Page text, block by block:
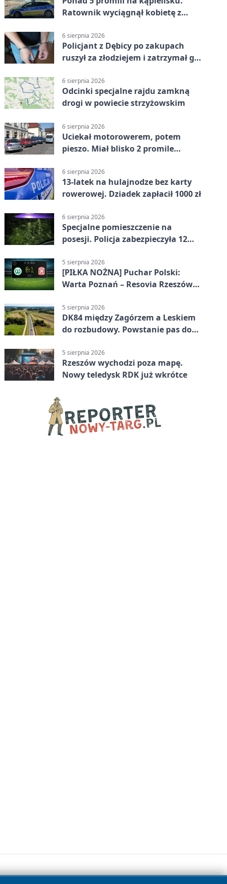
Ratownik wyciągnął kobietę z
6 sierpnia 2026
Policjant z Dębicy po zakupach
ruszył za złodziejem i zatrzymał go
6 sierpnia 2026
Odcinki specjalne rajdu zamkną
drogi w powiecie strzyżowskim
6 sierpnia 2026
Uciekał motorowerem, potem
pieszo. Miał blisko 2 promile
6 sierpnia 2026
13-latek na hulajnodze bez karty
rowerowej. Dziadek zapłacił 1000 zł
6 sierpnia 2026
Specjalne pomieszczenie na
posesji. Policja zabezpieczyła 12
5 sierpnia 2026
[PIŁKA NOŻNA] Puchar Polski:
Warta Poznań – Resovia Rzeszów
pierwszoligowca
5 sierpnia 2026
DK84 między Zagórzem a Leskiem
do rozbudowy. Powstanie pas do
5 sierpnia 2026
Rzeszów wychodzi poza mapę.
Nowy teledysk RDK już wkrótce